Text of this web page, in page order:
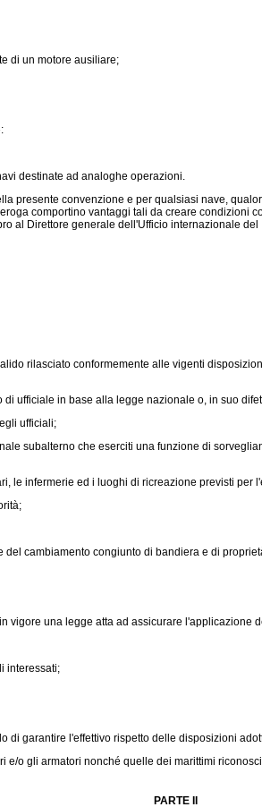
di un motore ausiliare;
destinate ad analoghe operazioni.
presente convenzione e per qualsiasi nave,
comportino vantaggi tali da creare
al Direttore generale dell'Ufficio internazionale
rilasciato conformemente alle vigenti
ufficiale in base alla legge nazionale o, in suo
ufficiali;
subalterno che eserciti una funzione di
le infermerie ed i luoghi di ricreazione previsti per
cambiamento congiunto di bandiera e di
una legge atta ad assicurare l'applicazione
interessati;
garantire l'effettivo rispetto delle disposizioni
o gli armatori nonché quelle dei marittimi
PARTE II